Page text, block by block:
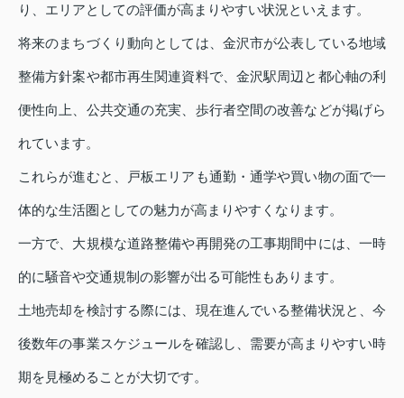
り、エリアとしての評価が高まりやすい状況といえます。
将来のまちづくり動向としては、金沢市が公表している地域
整備方針案や都市再生関連資料で、金沢駅周辺と都心軸の利
便性向上、公共交通の充実、歩行者空間の改善などが掲げら
れています。
これらが進むと、戸板エリアも通勤・通学や買い物の面で一
体的な生活圏としての魅力が高まりやすくなります。
一方で、大規模な道路整備や再開発の工事期間中には、一時
的に騒音や交通規制の影響が出る可能性もあります。
土地売却を検討する際には、現在進んでいる整備状況と、今
後数年の事業スケジュールを確認し、需要が高まりやすい時
期を見極めることが大切です。